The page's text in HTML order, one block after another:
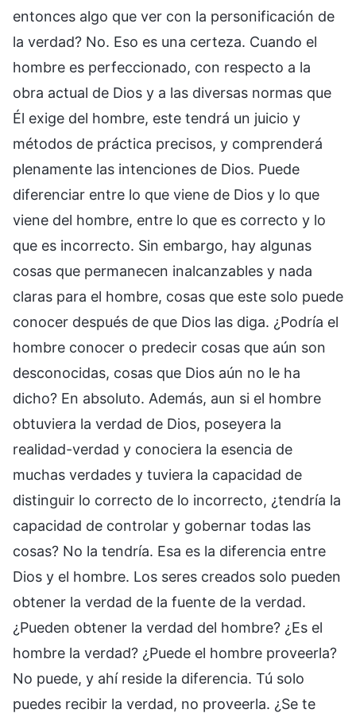
entonces algo que ver con la personificación de
la verdad? No. Eso es una certeza. Cuando el
hombre es perfeccionado, con respecto a la
obra actual de Dios y a las diversas normas que
Él exige del hombre, este tendrá un juicio y
métodos de práctica precisos, y comprenderá
plenamente las intenciones de Dios. Puede
diferenciar entre lo que viene de Dios y lo que
viene del hombre, entre lo que es correcto y lo
que es incorrecto. Sin embargo, hay algunas
cosas que permanecen inalcanzables y nada
claras para el hombre, cosas que este solo puede
conocer después de que Dios las diga. ¿Podría el
hombre conocer o predecir cosas que aún son
desconocidas, cosas que Dios aún no le ha
dicho? En absoluto. Además, aun si el hombre
obtuviera la verdad de Dios, poseyera la
realidad-verdad y conociera la esencia de
muchas verdades y tuviera la capacidad de
distinguir lo correcto de lo incorrecto, ¿tendría la
capacidad de controlar y gobernar todas las
cosas? No la tendría. Esa es la diferencia entre
Dios y el hombre. Los seres creados solo pueden
obtener la verdad de la fuente de la verdad.
¿Pueden obtener la verdad del hombre? ¿Es el
hombre la verdad? ¿Puede el hombre proveerla?
No puede, y ahí reside la diferencia. Tú solo
puedes recibir la verdad, no proveerla. ¿Se te